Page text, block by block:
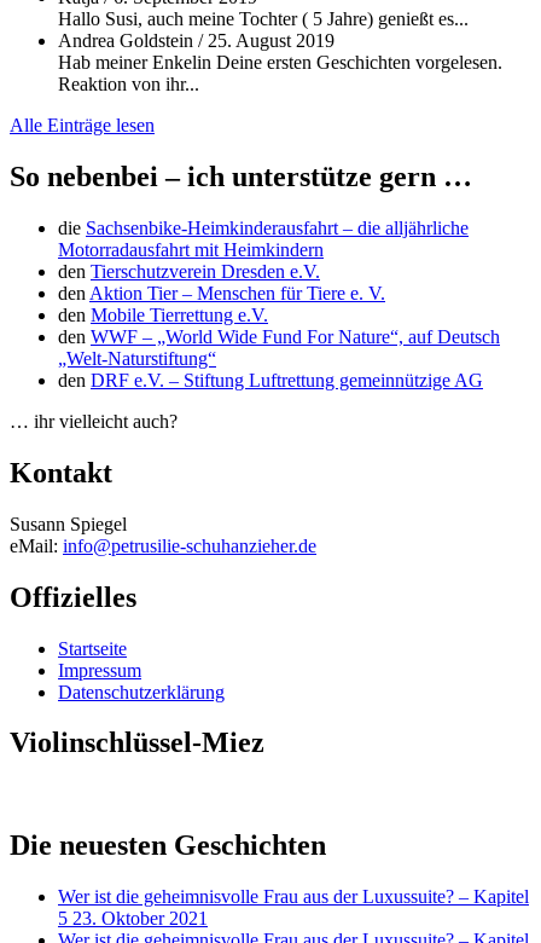
Hallo Susi, auch meine Tochter ( 5 Jahre) genießt es...
Andrea Goldstein / 25. August 2019
Hab meiner Enkelin Deine ersten Geschichten vorgelesen.
Reaktion von ihr...
Alle Einträge lesen
So nebenbei – ich unterstütze gern …
die Sachsenbike-Heimkinderausfahrt – die alljährliche
Motorradausfahrt mit Heimkindern
den Tierschutzverein Dresden e.V.
den Aktion Tier – Menschen für Tiere e. V.
den Mobile Tierrettung e.V.
den WWF – „World Wide Fund For Nature“, auf Deutsch
„Welt-Naturstiftung“
den DRF e.V. – Stiftung Luftrettung gemeinnützige AG
… ihr vielleicht auch?
Kontakt
Susann Spiegel
eMail: info@petrusilie-schuhanzieher.de
Offizielles
Startseite
Impressum
Datenschutzerklärung
Violinschlüssel-Miez
Die neuesten Geschichten
Wer ist die geheimnisvolle Frau aus der Luxussuite? – Kapitel
5 23. Oktober 2021